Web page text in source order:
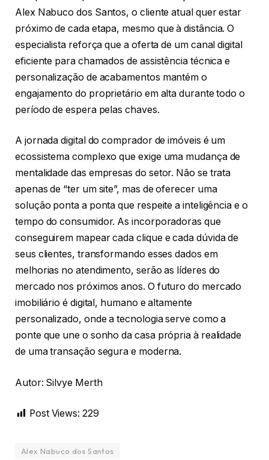
Alex Nabuco dos Santos, o cliente atual quer estar
próximo de cada etapa, mesmo que à distância. O
especialista reforça que a oferta de um canal digital
eficiente para chamados de assistência técnica e
personalização de acabamentos mantém o
engajamento do proprietário em alta durante todo o
período de espera pelas chaves.
A jornada digital do comprador de imóveis é um
ecossistema complexo que exige uma mudança de
mentalidade das empresas do setor. Não se trata
apenas de “ter um site”, mas de oferecer uma
solução ponta a ponta que respeite a inteligência e o
tempo do consumidor. As incorporadoras que
conseguirem mapear cada clique e cada dúvida de
seus clientes, transformando esses dados em
melhorias no atendimento, serão as líderes do
mercado nos próximos anos. O futuro do mercado
imobiliário é digital, humano e altamente
personalizado, onde a tecnologia serve como a
ponte que une o sonho da casa própria à realidade
de uma transação segura e moderna.
Autor: Silvye Merth
Post Views: 229
Alex Nabuco dos Santos